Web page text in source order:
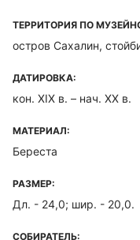
ТЕРРИТОРИЯ ПО
остров Сахалин,
ДАТИРОВКА:
кон. XIX в. – нач. XX в.
МАТЕРИАЛ:
Береста
РАЗМЕР:
Дл. - 24,0; шир. - 20,0.
СОБИРАТЕЛЬ: